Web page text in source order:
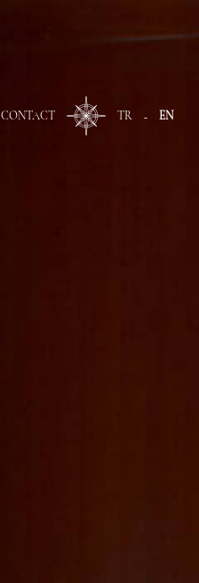
CONTACT TR - EN